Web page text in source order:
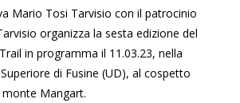
Mario Tosi Tarvisio con il patrocinio
organizza la sesta edizione del
in programma il 11.03.23, nella
di Fusine (UD), al cospetto
Mangart.